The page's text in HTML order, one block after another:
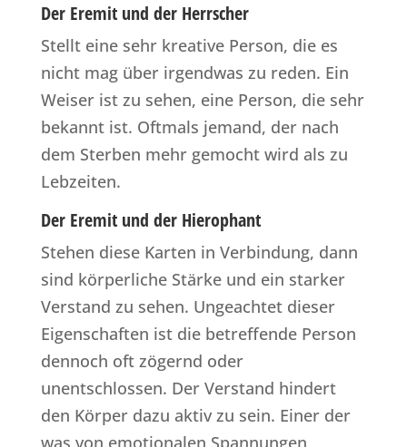
Der Eremit und der Herrscher
Stellt eine sehr kreative Person, die es
nicht mag über irgendwas zu reden. Ein
Weiser ist zu sehen, eine Person, die sehr
bekannt ist. Oftmals jemand, der nach
dem Sterben mehr gemocht wird als zu
Lebzeiten.
Der Eremit und der Hierophant
Stehen diese Karten in Verbindung, dann
sind körperliche Stärke und ein starker
Verstand zu sehen. Ungeachtet dieser
Eigenschaften ist die betreffende Person
dennoch oft zögernd oder
unentschlossen. Der Verstand hindert
den Körper dazu aktiv zu sein. Einer der